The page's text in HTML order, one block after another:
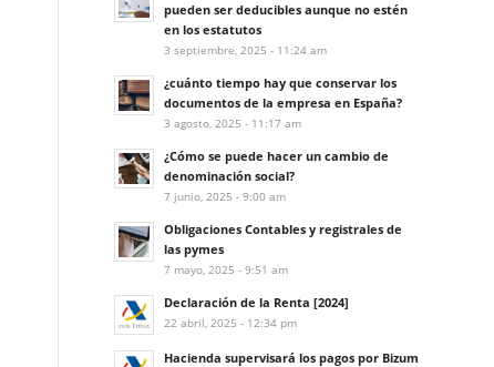
pueden ser deducibles aunque no estén
en los estatutos
3 septiembre, 2025 - 11:24 am
¿cuánto tiempo hay que conservar los
documentos de la empresa en España?
3 agosto, 2025 - 11:17 am
¿Cómo se puede hacer un cambio de
denominación social?
7 junio, 2025 - 9:00 am
Obligaciones Contables y registrales de
las pymes
7 mayo, 2025 - 9:51 am
Declaración de la Renta [2024]
22 abril, 2025 - 12:34 pm
Hacienda supervisará los pagos por Bizum